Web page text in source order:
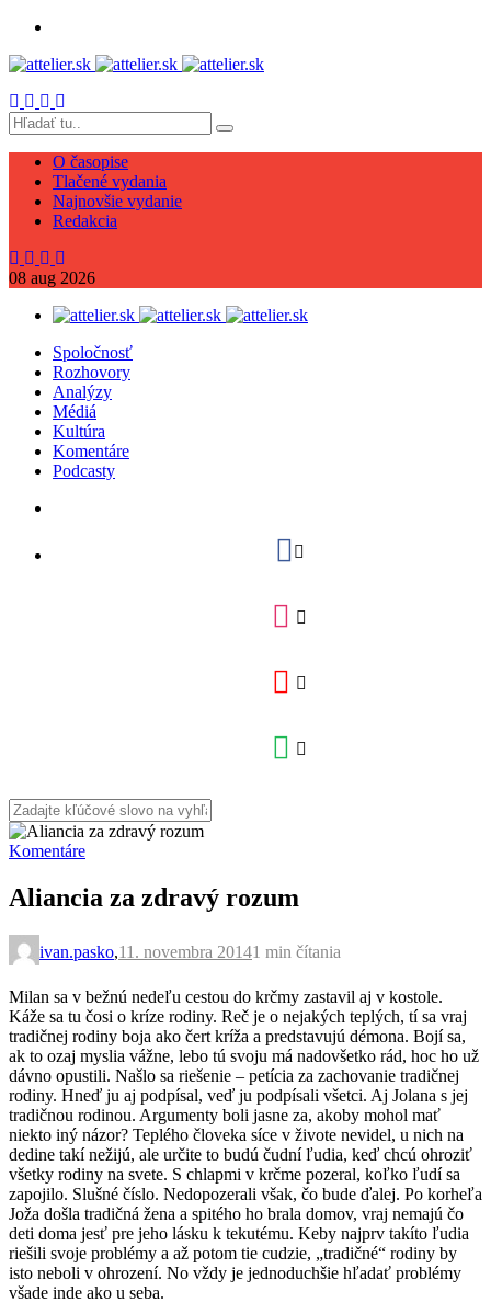
O časopise
Tlačené vydania
Najnovšie vydanie
Redakcia
08 aug 2026
Spoločnosť
Rozhovory
Analýzy
Médiá
Kultúra
Komentáre
Podcasty
Komentáre
Aliancia za zdravý rozum
ivan.pasko,11. novembra 20141 min čítania
Milan sa v bežnú nedeľu cestou do krčmy zastavil aj v kostole.
Káže sa tu čosi o kríze rodiny. Reč je o nejakých teplých, tí sa vraj
tradičnej rodiny boja ako čert kríža a predstavujú démona. Bojí sa,
ak to ozaj myslia vážne, lebo tú svoju má nadovšetko rád, hoc ho už
dávno opustili. Našlo sa riešenie – petícia za zachovanie tradičnej
rodiny. Hneď ju aj podpísal, veď ju podpísali všetci. Aj Jolana s jej
tradičnou rodinou. Argumenty boli jasne za, akoby mohol mať
niekto iný názor? Teplého človeka síce v živote nevidel, u nich na
dedine takí nežijú, ale určite to budú čudní ľudia, keď chcú ohroziť
všetky rodiny na svete. S chlapmi v krčme pozeral, koľko ľudí sa
zapojilo. Slušné číslo. Nedopozerali však, čo bude ďalej. Po korheľa
Joža došla tradičná žena a spitého ho brala domov, vraj nemajú čo
deti doma jesť pre jeho lásku k tekutému. Keby najprv takíto ľudia
riešili svoje problémy a až potom tie cudzie, „tradičné“ rodiny by
isto neboli v ohrození. No vždy je jednoduchšie hľadať problémy
všade inde ako u seba.